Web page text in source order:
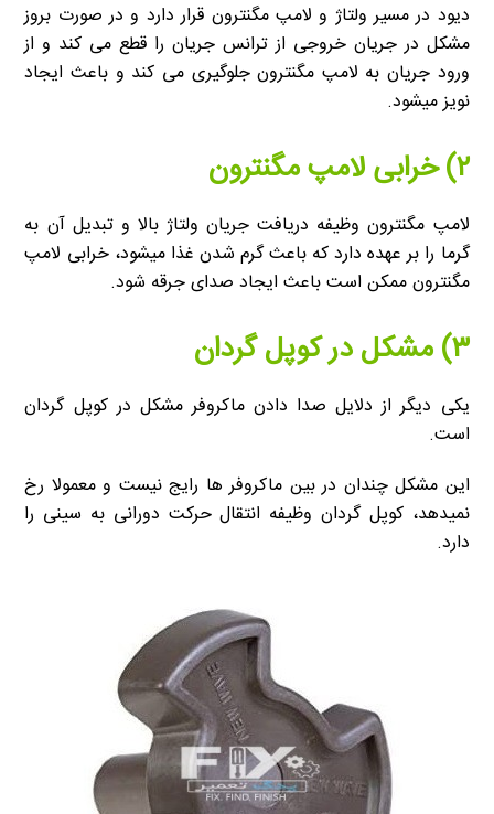
دیود در مسیر ولتاژ و لامپ مگنترون قرار دارد و در صورت بروز
مشکل در جریان خروجی از ترانس جریان را قطع می کند و از
ورود جریان به لامپ مگنترون جلوگیری می کند و باعث ایجاد
نویز میشود.
۲) خرابی لامپ مگنترون
لامپ مگنترون وظیفه دریافت جریان ولتاژ بالا و تبدیل آن به
گرما را بر عهده دارد که باعث گرم شدن غذا میشود، خرابی لامپ
مگنترون ممکن است باعث ایجاد صدای جرقه شود.
۳) مشکل در کوپل گردان
یکی دیگر از دلایل صدا دادن ماکروفر مشکل در کوپل گردان
است.
این مشکل چندان در بین ماکروفر ها رایج نیست و معمولا رخ
نمیدهد، کوپل گردان وظیفه انتقال حرکت دورانی به سینی را
دارد.